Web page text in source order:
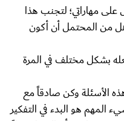
مهاراتي؛ لتجنب هذا
من المحتمل أن أكون
بشكل مختلف في المرة
الأسئلة وكن صادقاً مع
المهم هو البدء في التفكير